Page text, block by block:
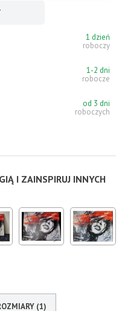
1 dzień
roboczy
1-2 dni
robocze
od 3 dni
roboczych
I ZAINSPIRUJ INNYCH
(1)